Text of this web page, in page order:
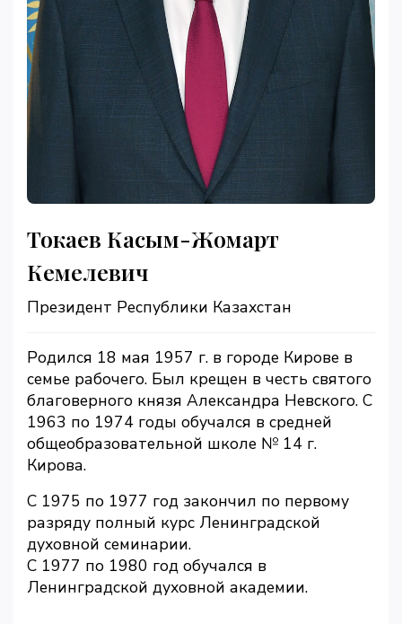
Токаев Касым-Жомарт
Кемелевич
Президент Республики Казахстан
Родился 18 мая 1957 г. в городе Кирове в
семье рабочего. Был крещен в честь святого
благоверного князя Александра Невского. C
1963 по 1974 годы обучался в средней
общеобразовательной школе № 14 г.
Кирова.
С 1975 по 1977 год закончил по первому
разряду полный курс Ленинградской
духовной семинарии.
С 1977 по 1980 год обучался в
Ленинградской духовной академии.